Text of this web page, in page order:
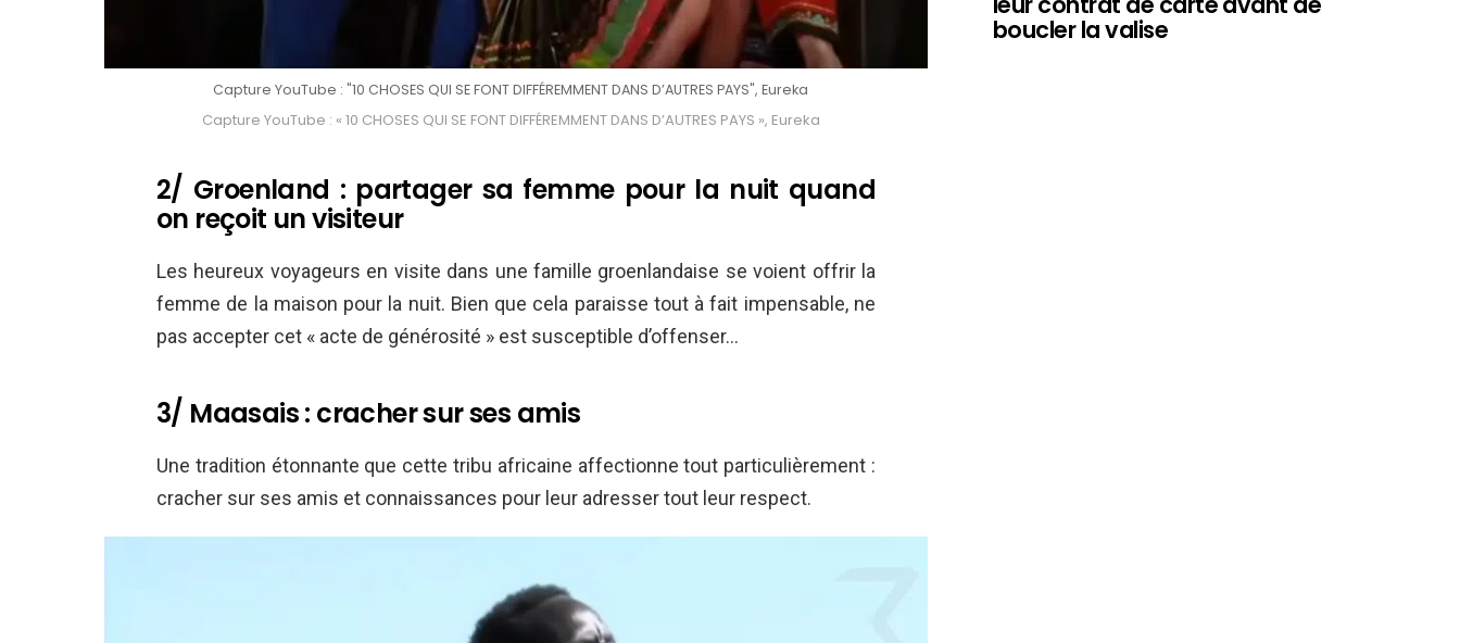
Capture YouTube : "10 CHOSES QUI SE FONT DIFFÉREMMENT DANS D’AUTRES PAYS", Eureka
Capture YouTube : « 10 CHOSES QUI SE FONT DIFFÉREMMENT DANS D’AUTRES PAYS », Eureka
2/ Groenland : partager sa femme pour la nuit quand
on reçoit un visiteur
Les heureux voyageurs en visite dans une famille groenlandaise se voient offrir la
femme de la maison pour la nuit. Bien que cela paraisse tout à fait impensable, ne
pas accepter cet « acte de générosité » est susceptible d’offenser…
3/ Maasais : cracher sur ses amis
Une tradition étonnante que cette tribu africaine affectionne tout particulièrement :
cracher sur ses amis et connaissances pour leur adresser tout leur respect.
boucler la valise